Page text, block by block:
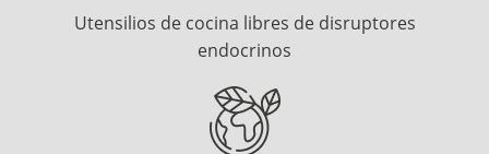
Utensilios de cocina libres de disruptores
endocrinos